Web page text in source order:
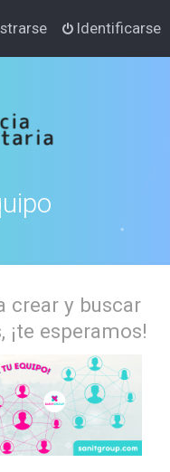
Identificarse
crear y buscar
esperamos!